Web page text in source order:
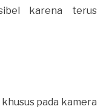
karena terus
pada kamera